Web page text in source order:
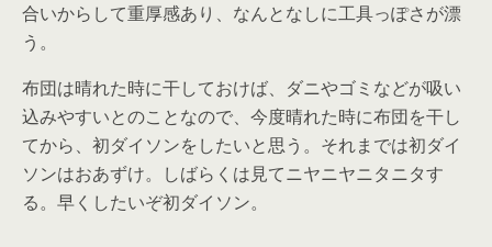
合いからして重厚感あり、なんとなしに工具っぽさが漂
う。
布団は晴れた時に干しておけば、ダニやゴミなどが吸い
込みやすいとのことなので、今度晴れた時に布団を干し
てから、初ダイソンをしたいと思う。それまでは初ダイ
ソンはおあずけ。しばらくは見てニヤニヤニタニタす
る。早くしたいぞ初ダイソン。